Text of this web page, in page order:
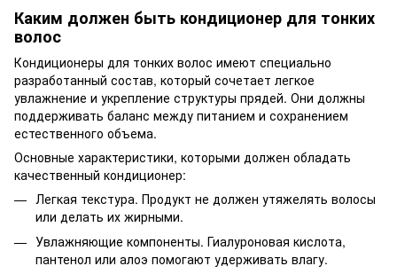
Каким должен быть кондиционер для тонких
волос
Кондиционеры для тонких волос имеют специально
разработанный состав, который сочетает легкое
увлажнение и укрепление структуры прядей. Они должны
поддерживать баланс между питанием и сохранением
естественного объема.
Основные характеристики, которыми должен обладать
качественный кондиционер:
Легкая текстура. Продукт не должен утяжелять волосы
или делать их жирными.
Увлажняющие компоненты. Гиалуроновая кислота,
пантенол или алоэ помогают удерживать влагу.